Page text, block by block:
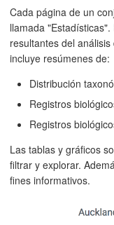
Cada página de un
llamada
resultantes del
incluye resúmenes de:
Distribución
Registros
Registros
Las tablas y gráficos
filtrar y explorar.
fines informativos.